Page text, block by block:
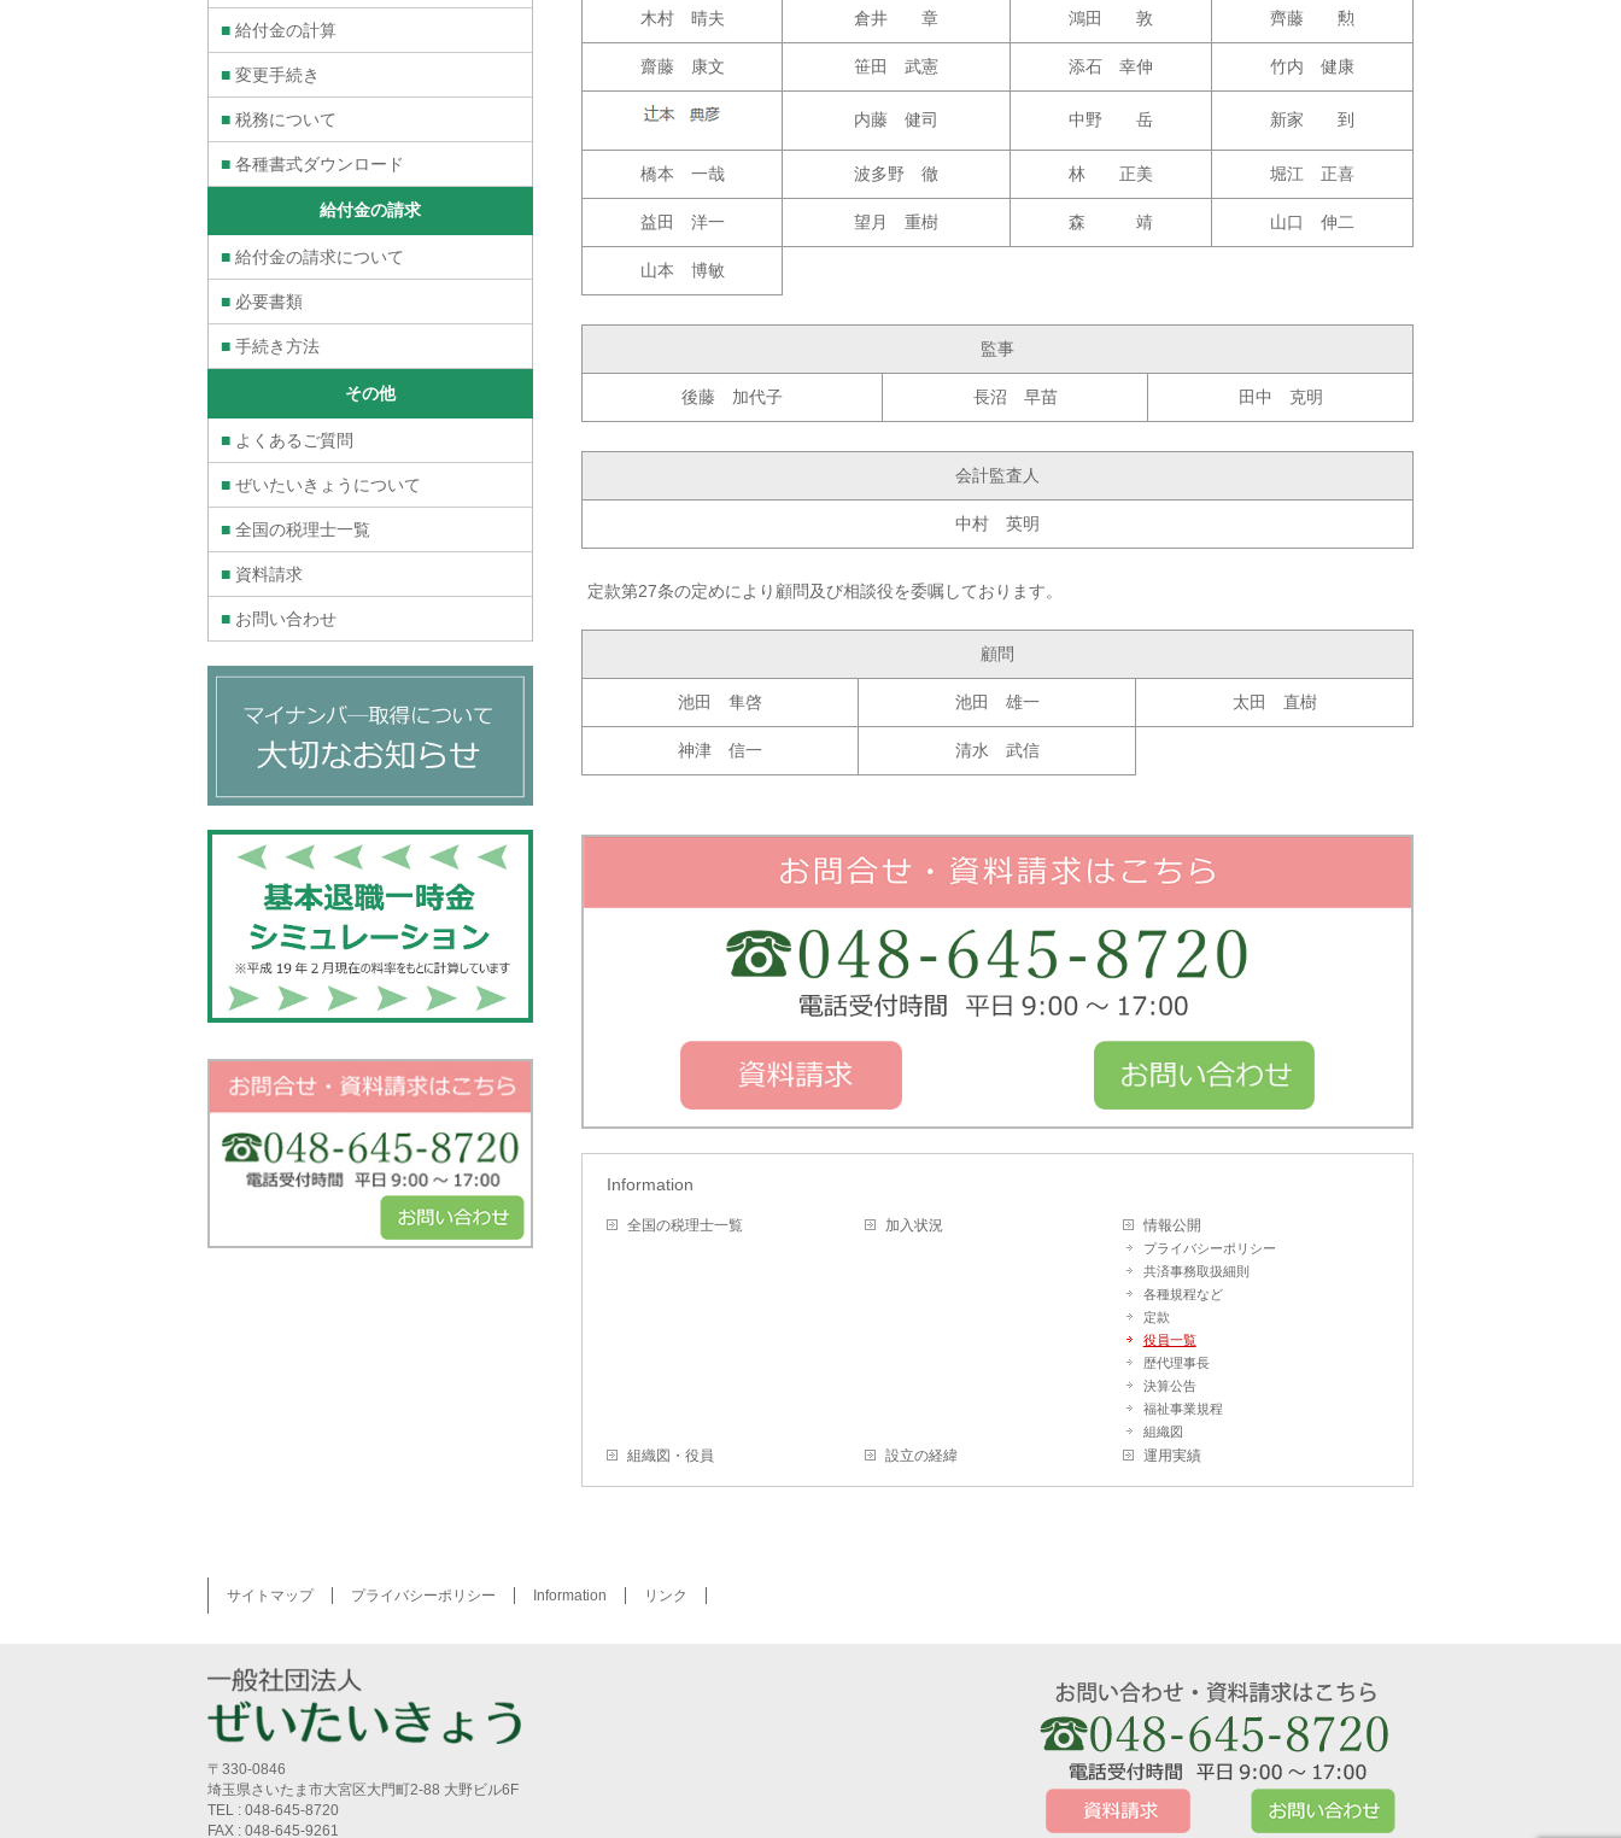
木村 晴夫 倉井 章 鴻田 敦 齊藤 勲
齋藤 康文 笹田 武憲 添石 幸伸 竹内 健康
内藤 健司 中野 岳 新家 到
橋本 一哉 波多野 徹 林 正美 堀江 正喜
益田 洋一 望月 重樹 森 靖 山口 伸二
山本 博敏
監事
後藤 加代子 長沼 早苗 田中 克明
会計監査人
中村 英明
定款第27条の定めにより顧問及び相談役を委嘱しております。
顧問
池田 隼啓 池田 雄一 太田 直樹
神津 信一 清水 武信
Information
全国の税理士一覧 加入状況 情報公開
プライバシーポリシー
共済事務取扱細則
各種規程など
定款
役員一覧
歴代理事長
決算公告
福祉事業規程
組織図
組織図・役員 設立の経緯 運用実績
■ 給付金の計算
■ 変更手続き
■ 税務について
■ 各種書式ダウンロード
給付金の請求
■ 給付金の請求について
■ 必要書類
■ 手続き方法
その他
■ よくあるご質問
■ ぜいたいきょうについて
■ 全国の税理士一覧
■ 資料請求
■ お問い合わせ
サイトマップ プライバシーポリシー Information リンク
〒330-0846
埼玉県さいたま市大宮区大門町2-88 大野ビル6F
TEL : 048-645-8720
FAX : 048-645-9261